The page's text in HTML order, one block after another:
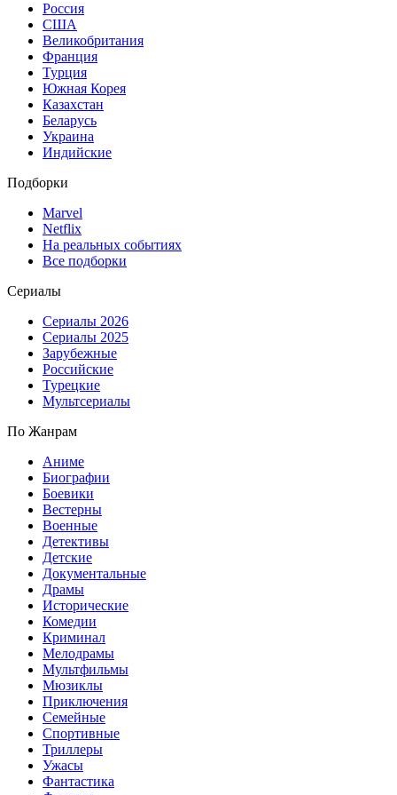
Россия
США
Великобритания
Франция
Турция
Южная Корея
Казахстан
Беларусь
Украина
Индийские
Подборки
Marvel
Netflix
На реальных событиях
Все подборки
Сериалы
Сериалы 2026
Сериалы 2025
Зарубежные
Российские
Турецкие
Мультсериалы
По Жанрам
Аниме
Биографии
Боевики
Вестерны
Военные
Детективы
Детские
Документальные
Драмы
Исторические
Комедии
Криминал
Мелодрамы
Мультфильмы
Мюзиклы
Приключения
Семейные
Спортивные
Триллеры
Ужасы
Фантастика